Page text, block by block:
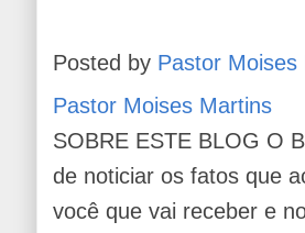
Posted by Pastor Moises
Pastor Moises Martins
SOBRE ESTE BLOG O
de noticiar os fatos que
você que vai receber e